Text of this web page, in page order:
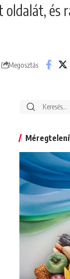
oldalát, és
Megosztás
Search